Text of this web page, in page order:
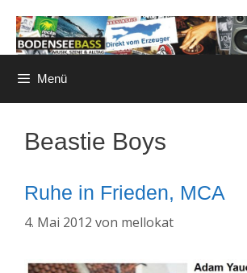
Inhalt
springen
Menü
Beastie Boys
Ruhe in Frieden, MCA
4. Mai 2012 von mellokat